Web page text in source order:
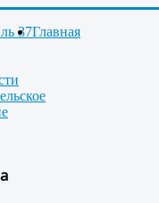
Главная